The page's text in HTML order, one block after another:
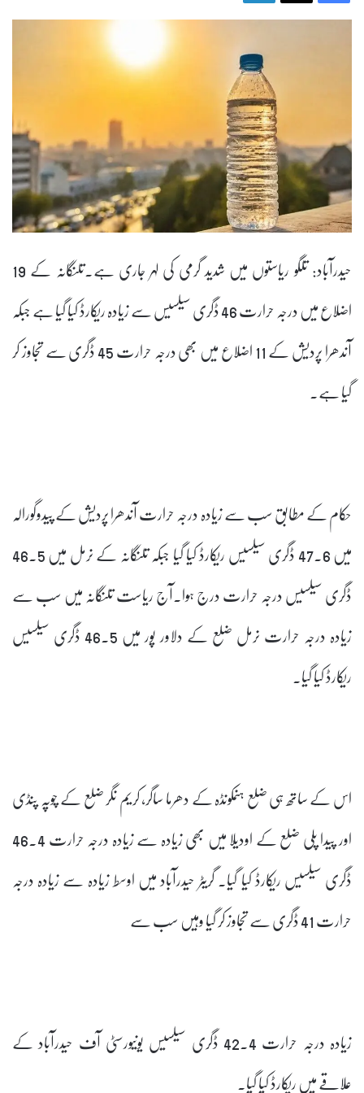
حیدرآباد: تلگو ریاستوں میں شدید گرمی کی لہر جاری ہے۔تلنگانہ کے 19
اضلاع میں درجہ حرارت 46 ڈگری سیلسیس سے زیادہ ریکارڈ کیا گیا ہے جبکہ
آندھرا پردیش کے 11 اضلاع میں بھی درجہ حرارت 45 ڈگری سے تجاوز کر
گیا ہے۔
حکام کے مطابق سب سے زیادہ درجہ حرارت آندھرا پردیش کے پیدوگورالہ
میں 47.6 ڈگری سیلسیس ریکارڈ کیا گیا جبکہ تلنگانہ کے نرمل میں 46.5
ڈگری سیلسیس درجہ حرارت درج ہوا۔آج ریاست تلنگانہ میں سب سے
زیادہ درجہ حرارت نرمل ضلع کے دلاور پور میں 46.5 ڈگری سیلسیس
ریکارڈ کیا گیا۔
اس کے ساتھ ہی ضلع ہنمکونڈہ کے دھرما ساگر، کریم نگر ضلع کے چوپہ پنڈی
اور پیدا پلی ضلع کے اودیلا میں بھی زیادہ سے زیادہ درجہ حرارت 46.4
ڈگری سیلسیس ریکارڈ کیا گیا۔ گریٹر حیدرآباد میں اوسط زیادہ سے زیادہ درجہ
حرارت 41 ڈگری سے تجاوز کر گیا وہیں سب سے
زیادہ درجہ حرارت 42.4 ڈگری سیلسیس یونیورسٹی آف حیدرآباد کے
علاقے میں ریکارڈ کیا گیا۔